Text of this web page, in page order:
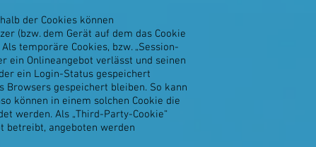
der Cookies können
(bzw. dem Gerät auf dem das Cookie
temporäre Cookies, bzw. „Session-
ein Onlineangebot verlässt und seinen
ein Login-Status gespeichert
Browsers gespeichert bleiben. So kann
können in einem solchen Cookie die
werden. Als „Third-Party-Cookie“
betreibt, angeboten werden